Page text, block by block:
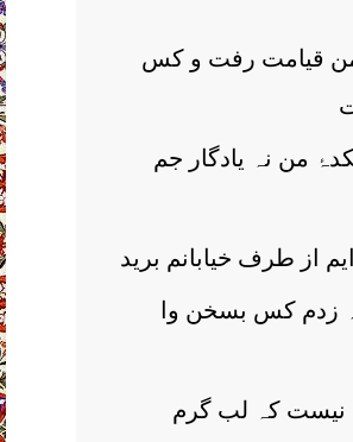
من قیامت رفت و کس
من نہ یادگار جم
از طرف خیابانم برید
زدم کس بسخن وا
نیست کہ لب گرم